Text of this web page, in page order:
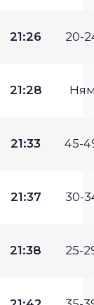
21:26 20-
21:28
21:33 45-
21:37 30-
21:38 25-